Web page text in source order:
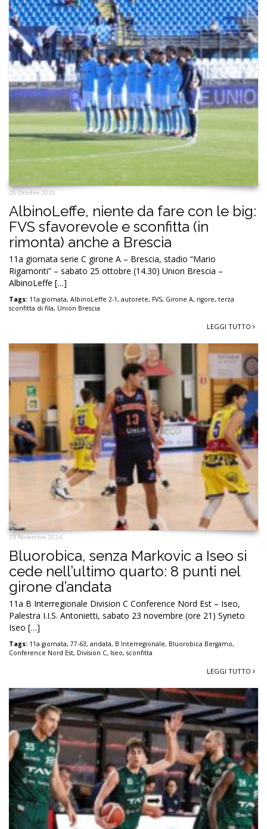
25 Ottobre 2025
AlbinoLeffe, niente da fare con le big:
FVS sfavorevole e sconfitta (in
rimonta) anche a Brescia
11a giornata serie C girone A – Brescia, stadio “Mario
Rigamonti” – sabato 25 ottobre (14.30) Union Brescia –
AlbinoLeffe […]
Tags: 11a giornata, AlbinoLeffe 2-1, autorete, FVS, Girone A, rigore, terza
sconfitta di fila, Union Brescia
LEGGI TUTTO
23 Novembre 2024
Bluorobica, senza Markovic a Iseo si
cede nell’ultimo quarto: 8 punti nel
girone d’andata
11a B Interregionale Division C Conference Nord Est – Iseo,
Palestra I.I.S. Antonietti, sabato 23 novembre (ore 21) Syneto
Iseo […]
Tags: 11a giornata, 77-63, andata, B Interregionale, Bluorobica Bergamo,
Conference Nord Est, Division C, Iseo, sconfitta
LEGGI TUTTO